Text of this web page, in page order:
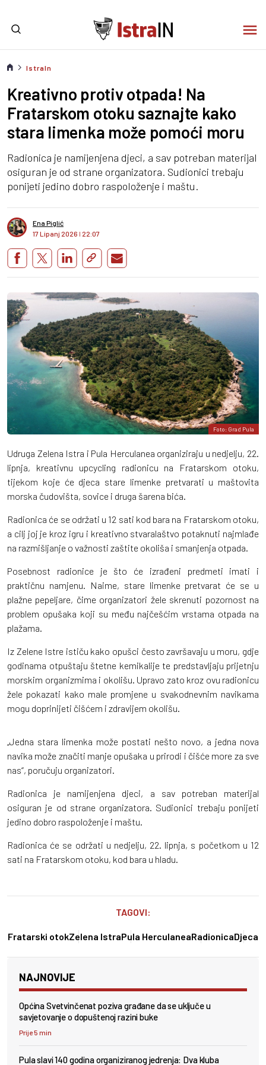
IstraIn
Kreativno protiv otpada! Na
Fratarskom otoku saznajte kako
stara limenka može pomoći moru
Radionica je namijenjena djeci, a sav potreban materijal
osiguran je od strane organizatora. Sudionici trebaju
ponijeti jedino dobro raspoloženje i maštu.
Ena Piglić
17 Lipanj 2026 I 22:07
Foto: Grad Pula
Udruga Zelena Istra i Pula Herculanea organiziraju u nedjelju, 22.
lipnja, kreativnu upcycling radionicu na Fratarskom otoku,
tijekom koje će djeca stare limenke pretvarati u maštovita
morska čudovišta, sovice i druga šarena bića.
Radionica će se održati u 12 sati kod bara na Fratarskom otoku,
a cilj joj je kroz igru i kreativno stvaralaštvo potaknuti najmlađe
na razmišljanje o važnosti zaštite okoliša i smanjenja otpada.
Posebnost radionice je što će izrađeni predmeti imati i
praktičnu namjenu. Naime, stare limenke pretvarat će se u
plažne pepeljare, čime organizatori žele skrenuti pozornost na
problem opušaka koji su među najčešćim vrstama otpada na
plažama.
Iz Zelene Istre ističu kako opušci često završavaju u moru, gdje
godinama otpuštaju štetne kemikalije te predstavljaju prijetnju
morskim organizmima i okolišu. Upravo zato kroz ovu radionicu
žele pokazati kako male promjene u svakodnevnim navikama
mogu doprinijeti čišćem i zdravijem okolišu.
„Jedna stara limenka može postati nešto novo, a jedna nova
navika može značiti manje opušaka u prirodi i čišće more za sve
nas“, poručuju organizatori.
Radionica je namijenjena djeci, a sav potreban materijal
osiguran je od strane organizatora. Sudionici trebaju ponijeti
jedino dobro raspoloženje i maštu.
Radionica će se održati u nedjelju, 22. lipnja, s početkom u 12
sati na Fratarskom otoku, kod bara u hladu.
TAGOVI:
Fratarski otokZelena IstraPula HerculaneaRadionicaDjeca
NAJNOVIJE
Općina Svetvinčenat poziva građane da se uključe u
savjetovanje o dopuštenoj razini buke
Prije 5 min
Pula slavi 140 godina organiziranog jedrenja: Dva kluba